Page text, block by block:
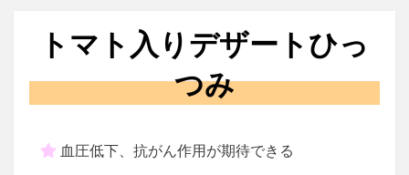
トマト入りデザートひっ
つみ
血圧低下、抗がん作用が期待できる